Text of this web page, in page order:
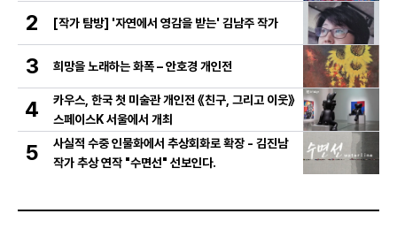
2 [작가 탐방] '자연에서 영감을 받는' 김남주 작가
3 희망을 노래하는 화폭 – 안호경 개인전
4
카우스, 한국 첫 미술관 개인전 《친구, 그리고 이웃》
스페이스K 서울에서 개최
5
사실적 수중 인물화에서 추상회화로 확장 - 김진남
작가 추상 연작 "수면선" 선보인다.